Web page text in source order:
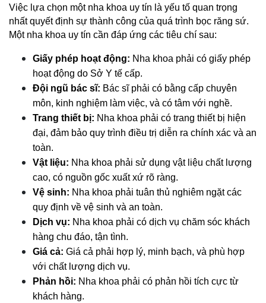
Việc lựa chọn một nha khoa uy tín là yếu tố quan trọng
nhất quyết định sự thành công của quá trình bọc răng sứ.
Một nha khoa uy tín cần đáp ứng các tiêu chí sau:
Giấy phép hoạt động: Nha khoa phải có giấy phép
hoạt động do Sở Y tế cấp.
Đội ngũ bác sĩ: Bác sĩ phải có bằng cấp chuyên
môn, kinh nghiệm làm việc, và có tâm với nghề.
Trang thiết bị: Nha khoa phải có trang thiết bị hiện
đại, đảm bảo quy trình điều trị diễn ra chính xác và an
toàn.
Vật liệu: Nha khoa phải sử dụng vật liệu chất lượng
cao, có nguồn gốc xuất xứ rõ ràng.
Vệ sinh: Nha khoa phải tuân thủ nghiêm ngặt các
quy định về vệ sinh và an toàn.
Dịch vụ: Nha khoa phải có dịch vụ chăm sóc khách
hàng chu đáo, tận tình.
Giá cả: Giá cả phải hợp lý, minh bạch, và phù hợp
với chất lượng dịch vụ.
Phản hồi: Nha khoa phải có phản hồi tích cực từ
khách hàng.